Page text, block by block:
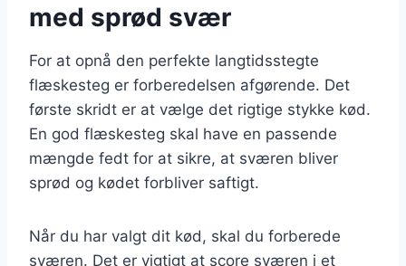
med sprød svær
For at opnå den perfekte langtidsstegte
flæskesteg er forberedelsen afgørende. Det
første skridt er at vælge det rigtige stykke kød.
En god flæskesteg skal have en passende
mængde fedt for at sikre, at sværen bliver
sprød og kødet forbliver saftigt.
Når du har valgt dit kød, skal du forberede
sværen. Det er vigtigt at score sværen i et